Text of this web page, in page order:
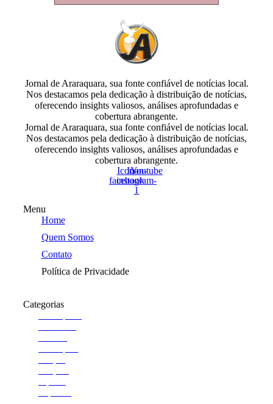
Jornal de Araraquara, sua fonte confiável de notícias local.
Nos destacamos pela dedicação à distribuição de notícias,
oferecendo insights valiosos, análises aprofundadas e
cobertura abrangente.
Jornal de Araraquara, sua fonte confiável de notícias local.
Nos destacamos pela dedicação à distribuição de notícias,
oferecendo insights valiosos, análises aprofundadas e
cobertura abrangente.
Icon-
facebook
Icon-
instagram-
1
Youtube
Menu
Home
Quem Somos
Contato
Política de Privacidade
Categorias